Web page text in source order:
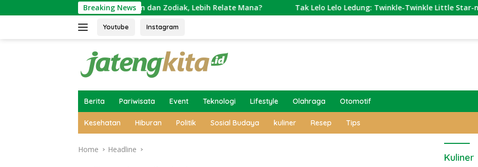
to
Breaking News
Sekadar Tradisi: Weton dan Zodiak, Lebih Relate Mana? Tak Lelo Lelo Ledung: Twinkle-Twinkle Little Star-nya Orang Jawa
Youtube Instagram
Berita Pariwisata Event Teknologi Lifestyle Olahraga Otomotif
Kesehatan Hiburan Politik Sosial Budaya kuliner Resep Tips
Home Headline
Kuliner